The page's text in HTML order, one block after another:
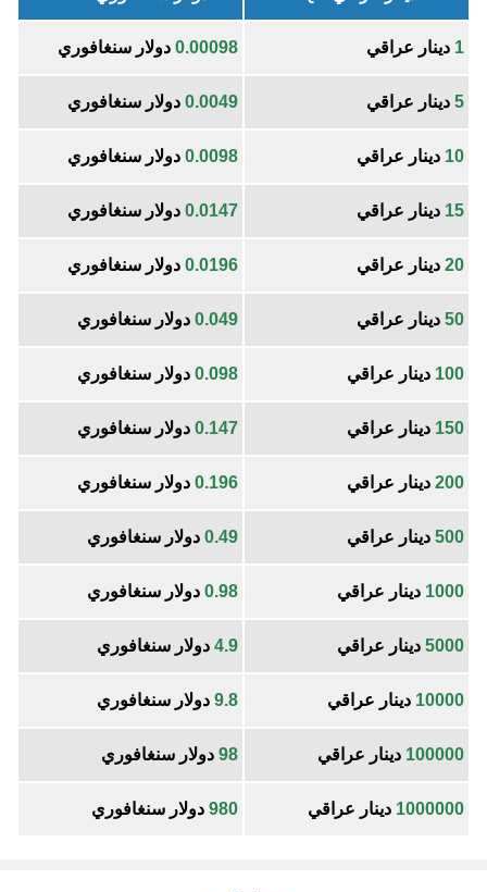
1 دينار عراقي 0.00098 دولار سنغافوري
5 دينار عراقي 0.0049 دولار سنغافوري
10 دينار عراقي 0.0098 دولار سنغافوري
15 دينار عراقي 0.0147 دولار سنغافوري
20 دينار عراقي 0.0196 دولار سنغافوري
50 دينار عراقي 0.049 دولار سنغافوري
100 دينار عراقي 0.098 دولار سنغافوري
150 دينار عراقي 0.147 دولار سنغافوري
200 دينار عراقي 0.196 دولار سنغافوري
500 دينار عراقي 0.49 دولار سنغافوري
1000 دينار عراقي 0.98 دولار سنغافوري
5000 دينار عراقي 4.9 دولار سنغافوري
10000 دينار عراقي 9.8 دولار سنغافوري
100000 دينار عراقي 98 دولار سنغافوري
1000000 دينار عراقي 980 دولار سنغافوري